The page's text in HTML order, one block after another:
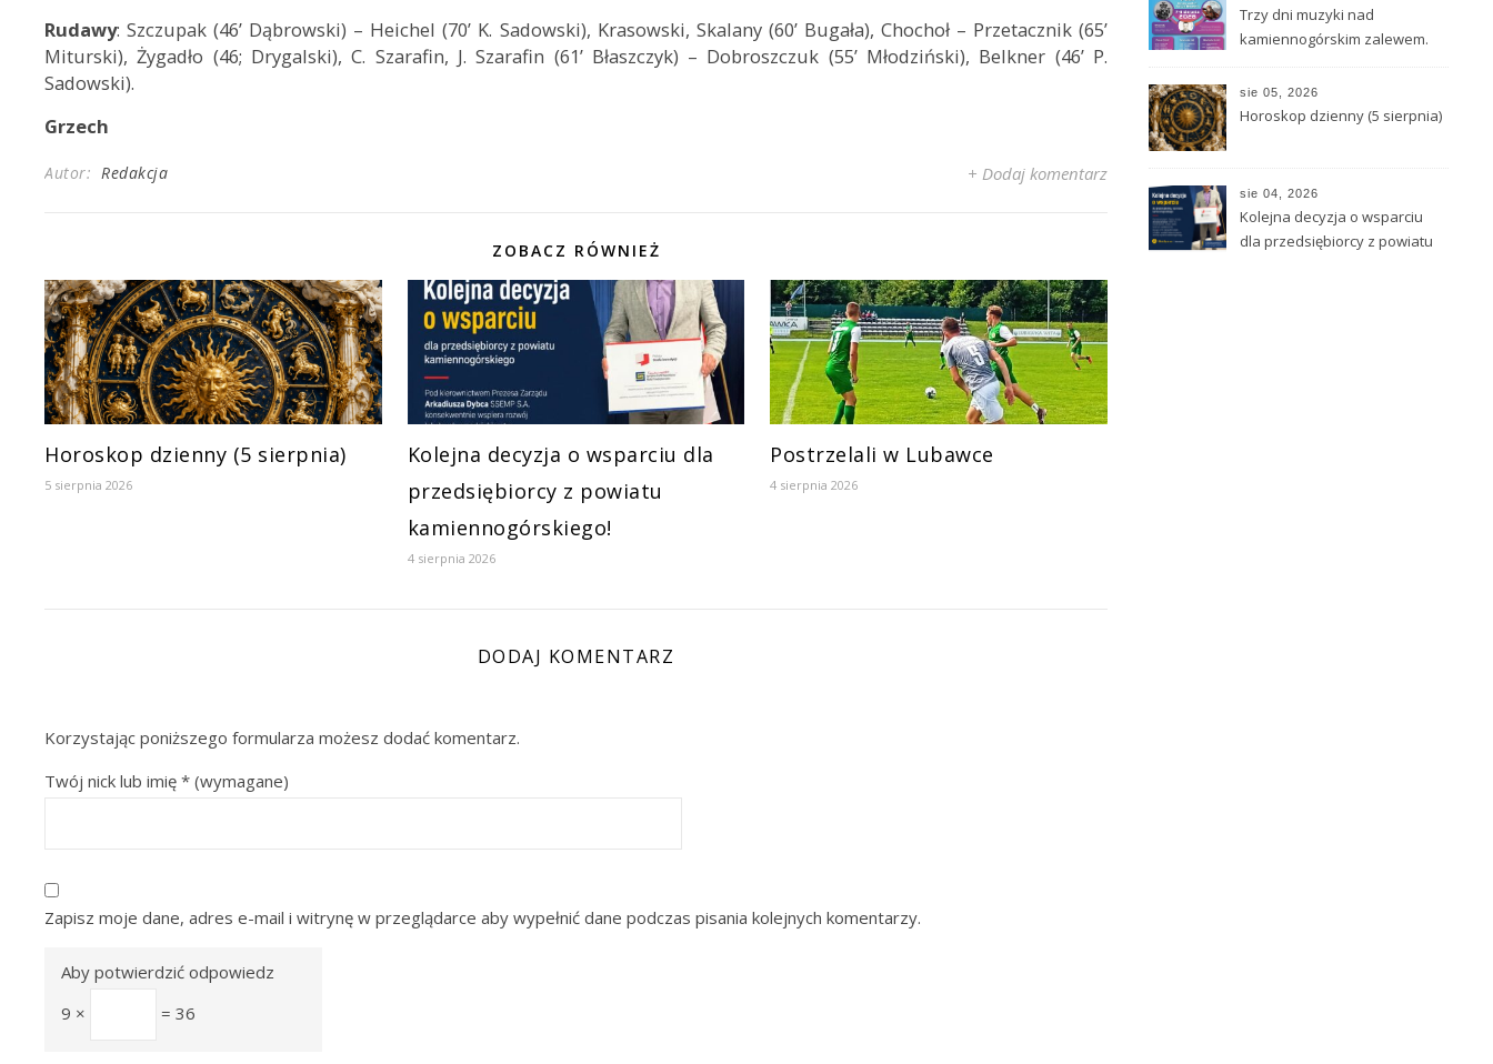
Rudawy: Szczupak (46’ Dąbrowski) – Heichel (70’ K. Sadowski), Krasowski, Skalany (60’ Bugała), Chochoł – Przetacznik (65’
Miturski), Żygadło (46; Drygalski), C. Szarafin, J. Szarafin (61’ Błaszczyk) – Dobroszczuk (55’ Młodziński), Belkner (46’ P.
Sadowski).
Grzech
Autor: Redakcja + Dodaj komentarz
ZOBACZ RÓWNIEŻ
Horoskop dzienny (5 sierpnia)
5 sierpnia 2026
Kolejna decyzja o wsparciu dla
przedsiębiorcy z powiatu
kamiennogórskiego!
4 sierpnia 2026
Postrzelali w Lubawce
4 sierpnia 2026
DODAJ KOMENTARZ
Korzystając poniższego formularza możesz dodać komentarz.
Twój nick lub imię * (wymagane)
Zapisz moje dane, adres e-mail i witrynę w przeglądarce aby wypełnić dane podczas pisania kolejnych komentarzy.
Aby potwierdzić odpowiedz
9 ×
= 36
Trzy dni muzyki nad
kamiennogórskim zalewem.
Poparzeni Kawą Trzy
sie 05, 2026
Horoskop dzienny (5 sierpnia)
sie 04, 2026
Kolejna decyzja o wsparciu
dla przedsiębiorcy z powiatu